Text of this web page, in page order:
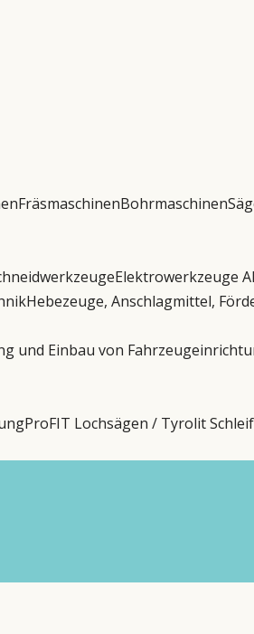
FräsmaschinenBohrmaschinen
Elektrowerkzeuge
Hebezeuge, Anschlagmittel,
und Einbau von
ProFIT Lochsägen / Tyrolit